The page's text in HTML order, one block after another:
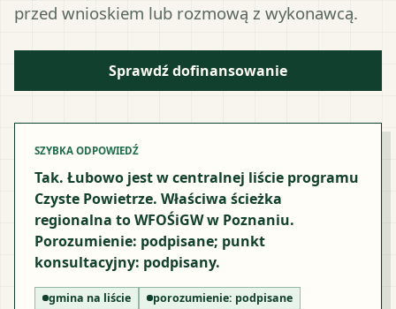
przed wnioskiem lub rozmową z wykonawcą.
Sprawdź dofinansowanie
SZYBKA ODPOWIEDŹ
Tak. Łubowo jest w centralnej liście programu
Czyste Powietrze. Właściwa ścieżka
regionalna to WFOŚiGW w Poznaniu.
Porozumienie: podpisane; punkt
konsultacyjny: podpisany.
gmina na liście porozumienie: podpisane